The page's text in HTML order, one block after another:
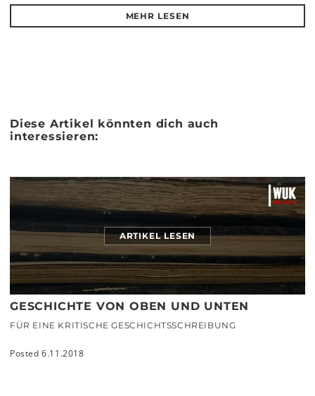
MEHR LESEN
Diese Artikel könnten dich auch
interessieren:
ARTIKEL LESEN
GESCHICHTE VON OBEN UND UNTEN
FÜR EINE KRITISCHE GESCHICHTSSCHREIBUNG
Posted 6.11.2018